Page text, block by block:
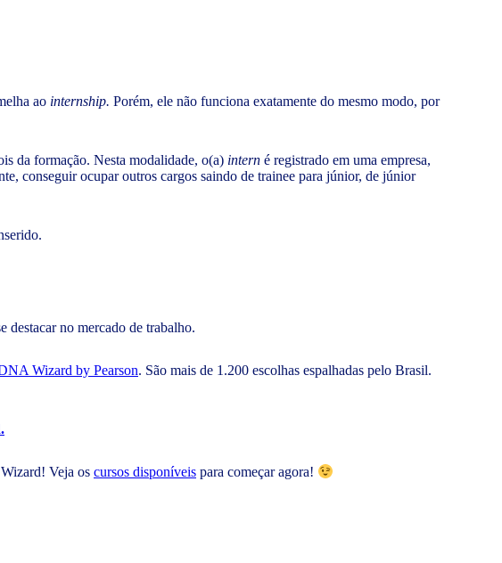
ao internship. Porém, ele não funciona exatamente do mesmo modo, por
da formação. Nesta modalidade, o(a) intern é registrado em uma empresa,
conseguir ocupar outros cargos saindo de trainee para júnior, de júnior
destacar no mercado de trabalho.
Wizard by Pearson. São mais de 1.200 escolhas espalhadas pelo Brasil.
Veja os cursos disponíveis para começar agora!